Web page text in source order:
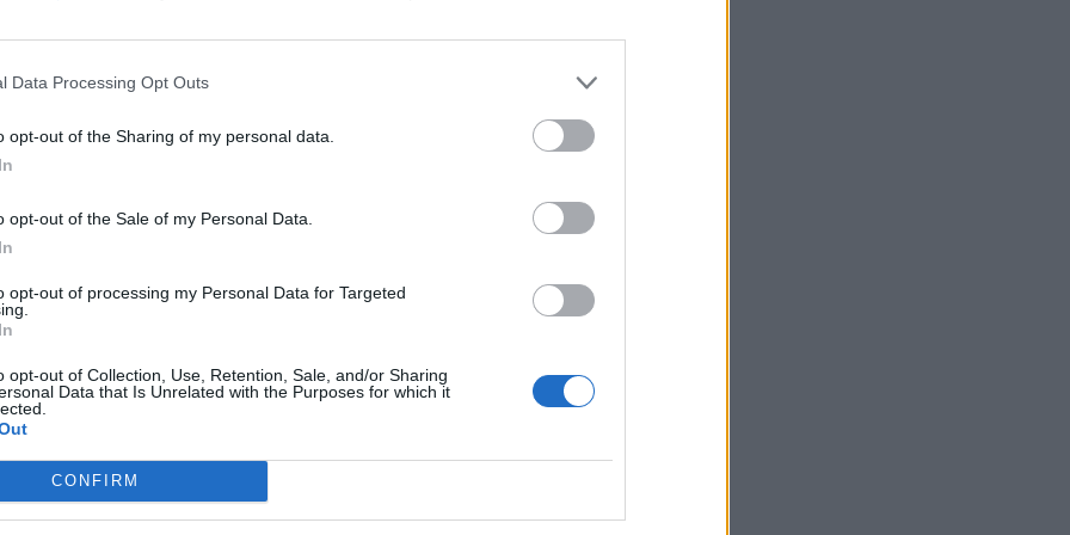
Data Processing Opt Outs
opt-out of the Sharing of my personal data.
opt-out of the Sale of my Personal Data.
opt-out of processing my Personal Data for Targeted
opt-out of Collection, Use, Retention, Sale, and/or Sharing
Data that Is Unrelated with the Purposes for which it
CONFIRM
επιχείρηση και σύλληψη επτά ατόμων
στοχευμένη αστυνομική επιχείρηση σε οικισμούς
άτομα με στοιχεία κοινωνικής ομοιογένειας
2025 08:30
επιχειρήσεις και εξιχνιάσεις σε
Λακωνία και Αρκαδία
των επιχειρήσεων συνελήφθησαν συνολικά 9 άτομα -
2025 11:55